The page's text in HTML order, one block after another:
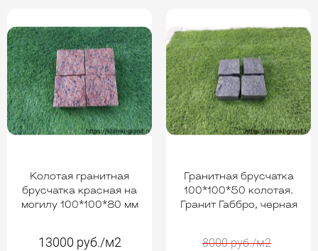
Колотая гранитная
брусчатка красная на
могилу 100*100*80 мм
13000 руб./м2
Гранитная брусчатка
100*100*50 колотая.
Гранит Габбро, черная
8000 руб./м2